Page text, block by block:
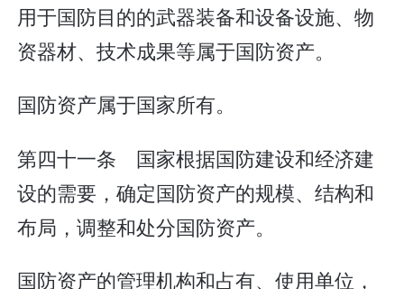
用于国防目的的武器装备和设备设施、物
资器材、技术成果等属于国防资产。
国防资产属于国家所有。
第四十一条 国家根据国防建设和经济建
设的需要，确定国防资产的规模、结构和
布局，调整和处分国防资产。
国防资产的管理机构和占有、使用单位，